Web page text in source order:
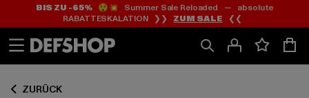
Zum
Inhalt
springen
Zum
Fußzeile
springen
BIS ZU -65%😲💥 Summer Sale Reloaded — absolute
RABATTESKALATION ❯❯ ZUM SALE ❮❮
ZURÜCK
Zum
Produktraster
springen